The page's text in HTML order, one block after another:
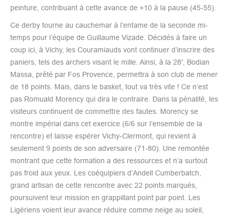
peinture, contribuant à cette avance de +10 à la pause (45-55).
Ce derby tourne au cauchemar à l’entame de la seconde mi-
temps pour l’équipe de Guillaume Vizade. Décidés à faire un
coup ici, à Vichy, les Couramiauds vont continuer d’inscrire des
paniers, tels des archers visant le mille. Ainsi, à la 28′, Bodian
Massa, prêté par Fos Provence, permettra à son club de mener
de 18 points. Mais, dans le basket, tout va très vite ! Ce n’est
pas Romuald Morency qui dira le contraire. Dans la pénalité, les
visiteurs continuent de commettre des fautes. Morency se
montre impérial dans cet exercice (6/6 sur l’ensemble de la
rencontre) et laisse espérer Vichy-Clermont, qui revient à
seulement 9 points de son adversaire (71-80). Une remontée
montrant que cette formation a des ressources et n’a surtout
pas froid aux yeux. Les coéquipiers d’Andell Cumberbatch,
grand artisan de cette rencontre avec 22 points marqués,
poursuivent leur mission en grappillant point par point. Les
Ligériens voient leur avance réduire comme neige au soleil,